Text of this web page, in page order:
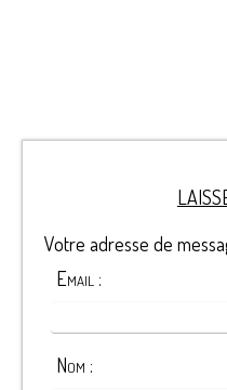
Votre adresse de
Email :
Nom :